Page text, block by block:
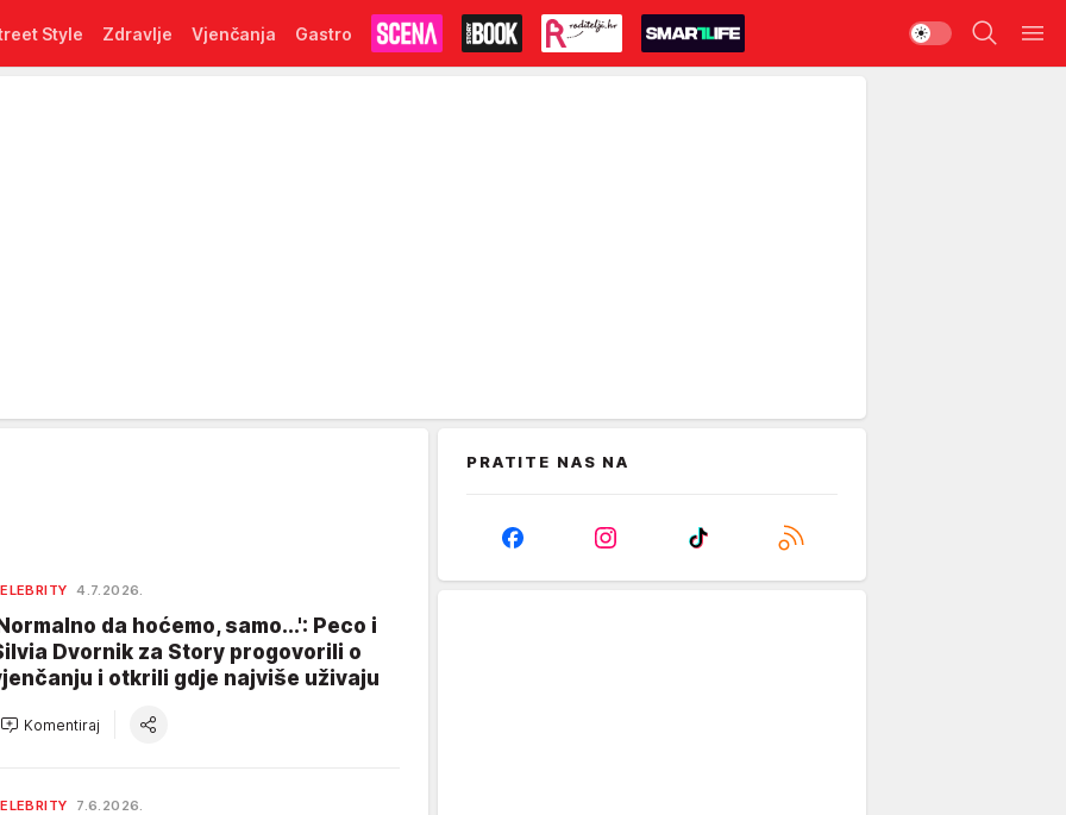
Style Zdravlje Vjenčanja Gastro
4.7.2026.
da hoćemo, samo...': Peco i
Dvornik za Story progovorili o
i otkrili gdje najviše uživaju
Komentiraj
7.6.2026.
PRATITE NAS NA